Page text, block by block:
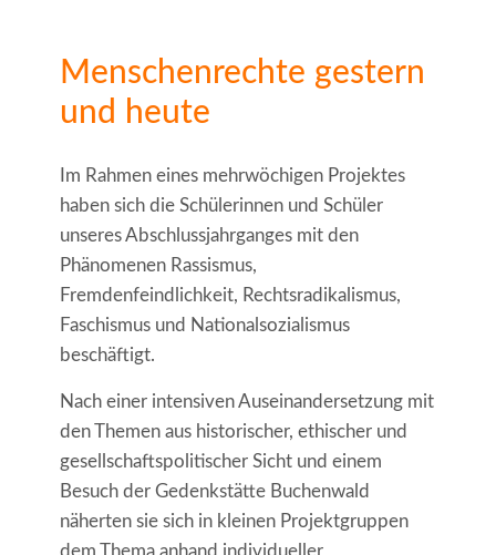
Menschenrechte gestern
und heute
Im Rahmen eines mehrwöchigen Projektes
haben sich die Schülerinnen und Schüler
unseres Abschlussjahrganges mit den
Phänomenen Rassismus,
Fremdenfeindlichkeit, Rechtsradikalismus,
Faschismus und Nationalsozialismus
beschäftigt.
Nach einer intensiven Auseinandersetzung mit
den Themen aus historischer, ethischer und
gesellschaftspolitischer Sicht und einem
Besuch der Gedenkstätte Buchenwald
näherten sie sich in kleinen Projektgruppen